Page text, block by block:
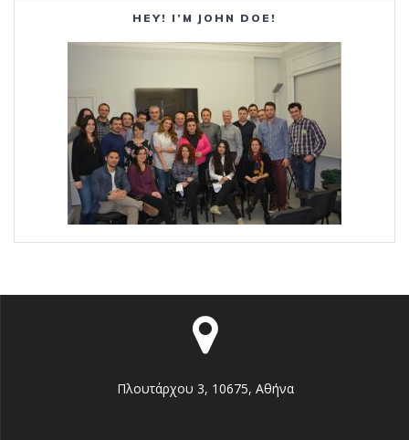
HEY! I’M JOHN DOE!
Πλουτάρχου 3, 10675, Αθήνα